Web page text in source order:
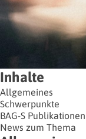
Inhalte
Allgemeines
Schwerpunkte
BAG-S Publikationen
News zum Thema